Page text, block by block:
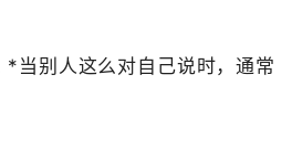
*当别人这么对自己说时，通常